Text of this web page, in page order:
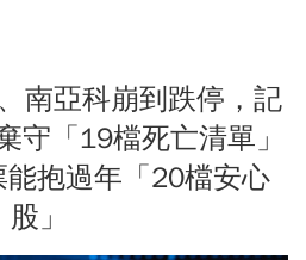
南亞科崩到跌停，記
守「19檔死亡清單」
抱過年「20檔安心
股」